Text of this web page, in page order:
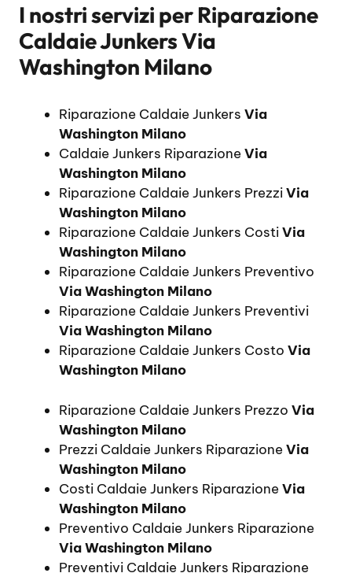
I nostri servizi perRiparazione
Caldaie Junkers Via
Washington Milano
Riparazione Caldaie Junkers Via
Washington Milano
Caldaie Junkers RiparazioneVia
Washington Milano
Riparazione Caldaie Junkers PrezziVia
Washington Milano
Riparazione Caldaie Junkers CostiVia
Washington Milano
Riparazione Caldaie Junkers Preventivo
Via Washington Milano
Riparazione Caldaie Junkers Preventivi
Via Washington Milano
Riparazione Caldaie Junkers Costo Via
Washington Milano
Riparazione Caldaie Junkers Prezzo Via
Washington Milano
Prezzi Caldaie Junkers RiparazioneVia
Washington Milano
Costi Caldaie Junkers RiparazioneVia
Washington Milano
Preventivo Caldaie Junkers Riparazione
Via Washington Milano
Preventivi Caldaie Junkers Riparazione